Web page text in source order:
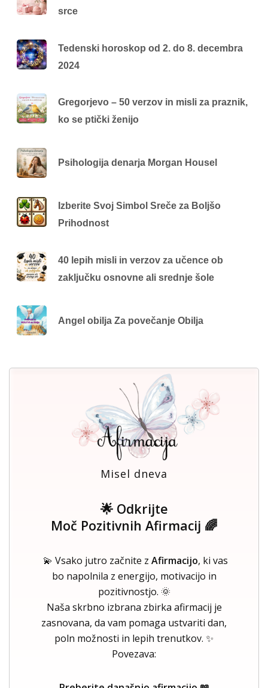
srce
Tedenski horoskop od 2. do 8. decembra
2024
Gregorjevo – 50 verzov in misli za praznik,
ko se ptički ženijo
Psihologija denarja Morgan Housel
Izberite Svoj Simbol Sreče za Boljšo
Prihodnost
40 lepih misli in verzov za učence ob
zaključku osnovne ali srednje šole
Angel obilja Za povečanje Obilja
Misel dneva
🌟 Odkrijte
Moč Pozitivnih Afirmacij 🌈
💫 Vsako jutro začnite z Afirmacijo, ki vas
bo napolnila z energijo, motivacijo in
pozitivnostjo. 🌞
Naša skrbno izbrana zbirka afirmacij je
zasnovana, da vam pomaga ustvariti dan,
poln možnosti in lepih trenutkov. ✨
Povezava: